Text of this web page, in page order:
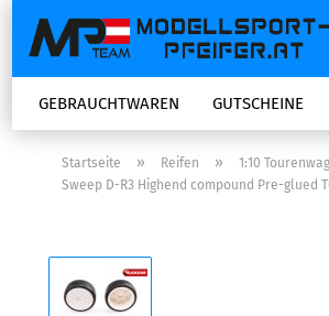
GEBRAUCHTWAREN GUTSCHEINE
Startseite » Reifen » 1:10
Sweep D-R3 Highend compound Pre-glued